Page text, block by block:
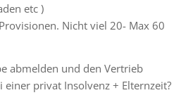
etc )
Nicht viel 20- Max 60
abmelden und den Vertrieb
einer privat Insolvenz + Elternzeit?